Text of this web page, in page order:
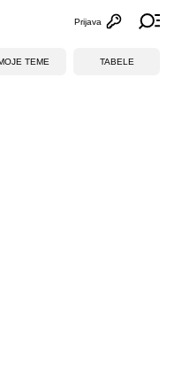
Otvori
Prijava
TEME TABELE